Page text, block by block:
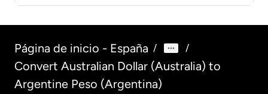
Página de inicio - España / /
Convert Australian Dollar (Australia) to
Argentine Peso (Argentina)